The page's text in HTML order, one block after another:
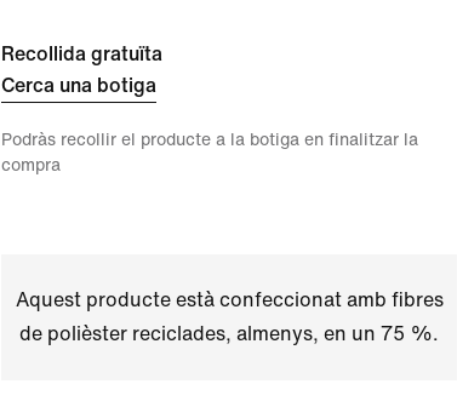
Recollida gratuïta
Cerca una botiga
Podràs recollir el producte a la botiga en finalitzar la
compra
Aquest producte està confeccionat amb fibres
de polièster reciclades, almenys, en un 75 %.